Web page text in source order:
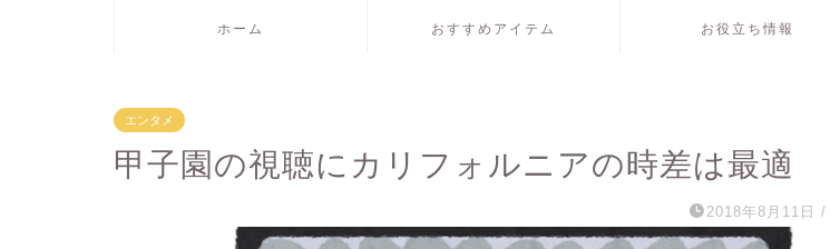
ホーム おすすめアイテム お役立ち情報
エンタメ
甲子園の視聴にカリフォルニアの時差は最適
2018年8月11日 /